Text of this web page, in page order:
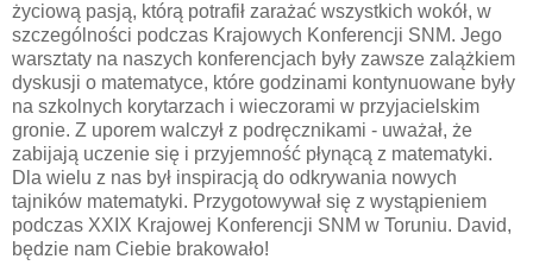
życiową pasją, którą potrafił zarażać wszystkich wokół, w
szczególności podczas Krajowych Konferencji SNM. Jego
warsztaty na naszych konferencjach były zawsze zalążkiem
dyskusji o matematyce, które godzinami kontynuowane były
na szkolnych korytarzach i wieczorami w przyjacielskim
gronie. Z uporem walczył z podręcznikami - uważał, że
zabijają uczenie się i przyjemność płynącą z matematyki.
Dla wielu z nas był inspiracją do odkrywania nowych
tajników matematyki. Przygotowywał się z wystąpieniem
podczas XXIX Krajowej Konferencji SNM w Toruniu. David,
będzie nam Ciebie brakowało!